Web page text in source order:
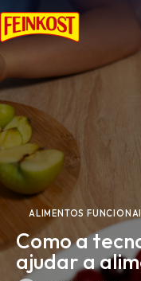
ALIMENTOS
Como a
ajudar a